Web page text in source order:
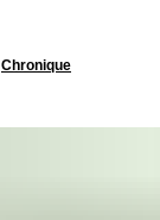
Chronique